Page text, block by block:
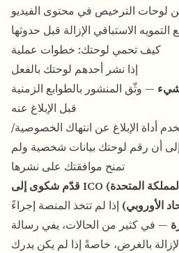
لوحات الترخيص في محتوى الفيديو
كيف تحمي لوحتك: خطوات عملية
إذا نشر أحدهم لوحتك بالفعل
— وثّق المنشور بالطوابع الزمنية
قبل الإبلاغ عنه
أداة الإبلاغ عن انتهاك الخصوصية/
أن رقم لوحتك بيانات شخصية ولم
تمنح موافقتك على نشرها
الأوروبي) إذا لم تتخذ المنصة إجراءً
— في كثير من الحالات، يفي رسالة
بالغرض، خاصةً إذا لم يكن يدرك